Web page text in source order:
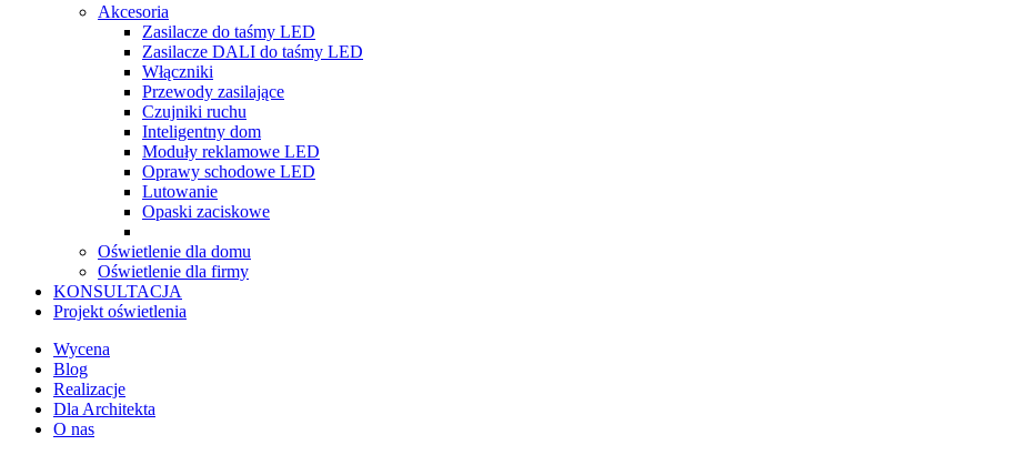
Akcesoria
Zasilacze do taśmy LED
Zasilacze DALI do taśmy LED
Włączniki
Przewody zasilające
Czujniki ruchu
Inteligentny dom
Moduły reklamowe LED
Oprawy schodowe LED
Lutowanie
Opaski zaciskowe
Oświetlenie dla domu
Oświetlenie dla firmy
KONSULTACJA
Projekt oświetlenia
Wycena
Blog
Realizacje
Dla Architekta
O nas